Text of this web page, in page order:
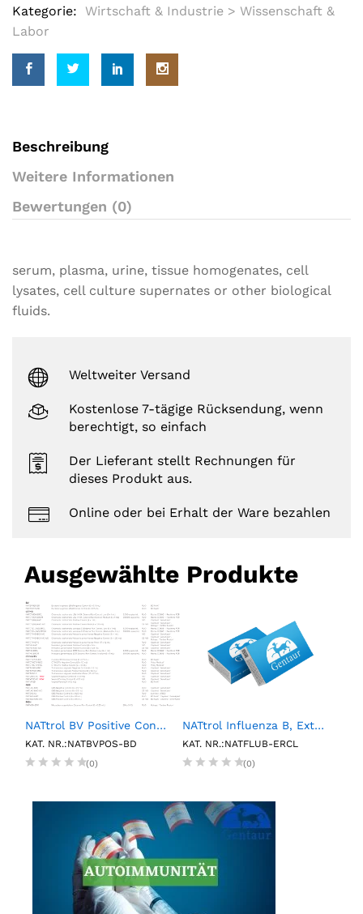
n
s
t
o
m
n
Kategorie:
Wirtschaft & Industrie > Wissenschaft &
Labor
Beschreibung
Weitere Informationen
Bewertungen (0)
serum, plasma, urine, tissue homogenates, cell
lysates, cell culture supernates or other biological
fluids.
Weltweiter Versand
Kostenlose 7-tägige Rücksendung, wenn
berechtigt, so einfach
Der Lieferant stellt Rechnungen für
dieses Produkt aus.
Online oder bei Erhalt der Ware bezahlen
Ausgewählte Produkte
NATtrol BV Positive Control (6 X 0.15mL)
KAT. NR.:NATBVPOS-BD
(0)
NATtrol Influenza B, External Run Control, Low (6 X 1 mL)
KAT. NR.:NATFLUB-ERCL
(0)